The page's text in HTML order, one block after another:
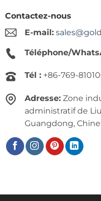
Contactez-nous
E-mail:
Téléphone/
Tél :+86-769-
Adresse:Zone
administratif de
Guangdong, Chine